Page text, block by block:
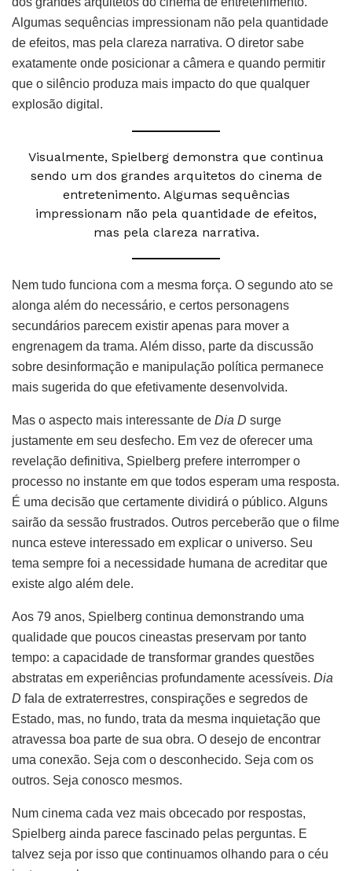
Algumas sequências impressionam não pela quantidade
de efeitos, mas pela clareza narrativa. O diretor sabe
exatamente onde posicionar a câmera e quando permitir
que o silêncio produza mais impacto do que qualquer
explosão digital.
Visualmente, Spielberg demonstra que continua
sendo um dos grandes arquitetos do cinema de
entretenimento. Algumas sequências
impressionam não pela quantidade de efeitos,
mas pela clareza narrativa.
Nem tudo funciona com a mesma força. O segundo ato se
alonga além do necessário, e certos personagens
secundários parecem existir apenas para mover a
engrenagem da trama. Além disso, parte da discussão
sobre desinformação e manipulação política permanece
mais sugerida do que efetivamente desenvolvida.
Mas o aspecto mais interessante de Dia D surge
justamente em seu desfecho. Em vez de oferecer uma
revelação definitiva, Spielberg prefere interromper o
processo no instante em que todos esperam uma resposta.
É uma decisão que certamente dividirá o público. Alguns
sairão da sessão frustrados. Outros perceberão que o filme
nunca esteve interessado em explicar o universo. Seu
tema sempre foi a necessidade humana de acreditar que
existe algo além dele.
Aos 79 anos, Spielberg continua demonstrando uma
qualidade que poucos cineastas preservam por tanto
tempo: a capacidade de transformar grandes questões
abstratas em experiências profundamente acessíveis. Dia
D fala de extraterrestres, conspirações e segredos de
Estado, mas, no fundo, trata da mesma inquietação que
atravessa boa parte de sua obra. O desejo de encontrar
uma conexão. Seja com o desconhecido. Seja com os
outros. Seja conosco mesmos.
Num cinema cada vez mais obcecado por respostas,
Spielberg ainda parece fascinado pelas perguntas. E
talvez seja por isso que continuamos olhando para o céu